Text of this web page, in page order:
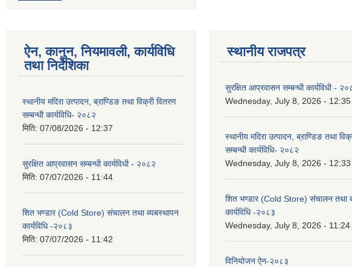
ऐन, कानुन, नियमावली, कार्यविधि
तथा निर्देशिका
स्थानीय मदिरा उत्पादन, ब्राण्डिङ तथा विक्री वितरण
सम्बन्धी कार्यविधि- २०८२
मिति: 07/08/2026 - 12:37
सुरक्षित आप्रवासन सम्बन्धी कार्यविधी - २०८२
मिति: 07/07/2026 - 11:44
शित भण्डार (Cold Store) संचालन तथा ब्यबस्थापन
कार्यविधि -२०८३
मिति: 07/07/2026 - 11:42
स्थानीय राजपत्र
सुरक्षित आप्रवासन सम्बन्धी कार्यविधी -
Wednesday, July 8, 2026 - 12:35
स्थानीय मदिरा उत्पादन, ब्राण्डिङ तथा
सम्बन्धी कार्यविधि- २०८२
Wednesday, July 8, 2026 - 12:33
शित भण्डार (Cold Store) संचालन तथा
कार्यविधि -२०८३
Wednesday, July 8, 2026 - 11:24
विनियोजन ऐन-२०८३